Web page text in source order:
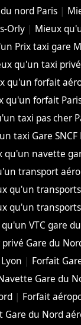
nord Paris|
Orly| Mieux
Prix taxi gare
qu'un taxi
qu'un forfait
qu'un forfait
taxi pas cher
taxi Gare SNCF
qu'un navette
transport
qu'un
qu'un
VTC gare
Gare du
| Forfait
Gare du
| Forfait
Gare du Nord